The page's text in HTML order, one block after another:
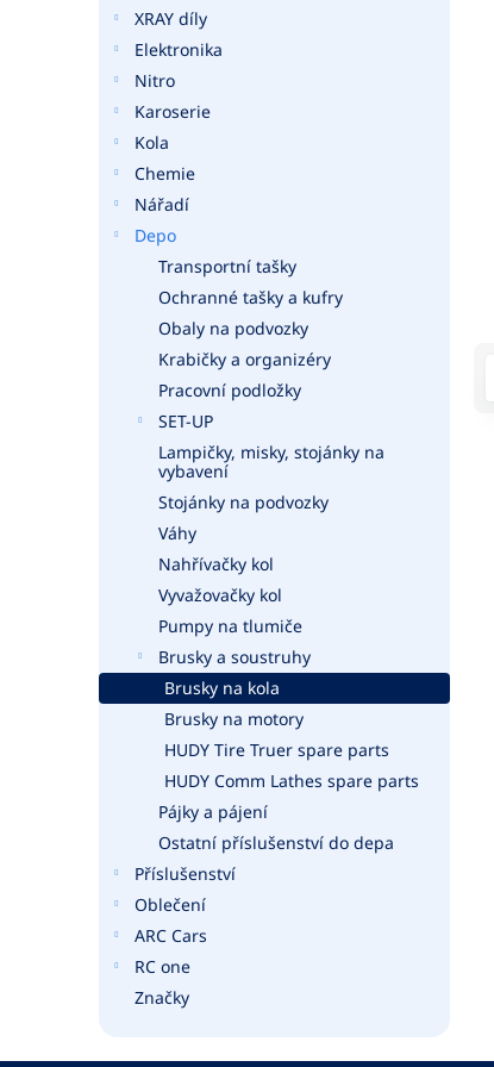
XRAY díly
Elektronika
Nitro
Karoserie
Kola
Chemie
Nářadí
Depo
Transportní tašky
Ochranné tašky a kufry
Obaly na podvozky
Krabičky a organizéry
Pracovní podložky
SET-UP
Lampičky, misky, stojánky na
vybavení
Stojánky na podvozky
Váhy
Nahřívačky kol
Vyvažovačky kol
Pumpy na tlumiče
Brusky a soustruhy
Brusky na kola
Brusky na motory
HUDY Tire Truer spare parts
HUDY Comm Lathes spare parts
Pájky a pájení
Ostatní příslušenství do depa
Příslušenství
Oblečení
ARC Cars
RC one
Značky